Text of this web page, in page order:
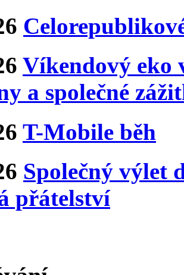
Víkendový eko
a společné
T-Mobile běh
Společný výlet
přátelství